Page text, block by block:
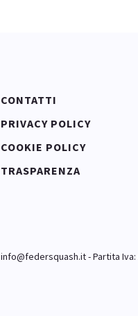
CONTATTI
PRIVACY POLICY
COOKIE POLICY
TRASPARENZA
info@federsquash.it- Partita